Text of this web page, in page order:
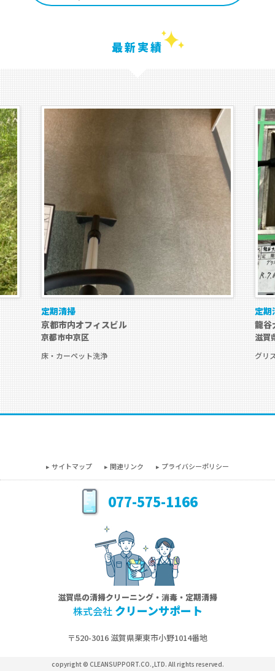
最新実績
定期清掃
京都市内オフィスビル
京都市中京区
床・カーペット洗浄
定期
龍谷
滋賀
グリ
サイトマップ 関連リンク プライバシーポリシー
077-575-1166
滋賀県の清掃クリーニング・消毒・定期清掃
株式会社 クリーンサポート
〒520-3016 滋賀県栗東市小野1014番地
copyright © CLEANSUPPORT.CO.,LTD. All rights reserved.